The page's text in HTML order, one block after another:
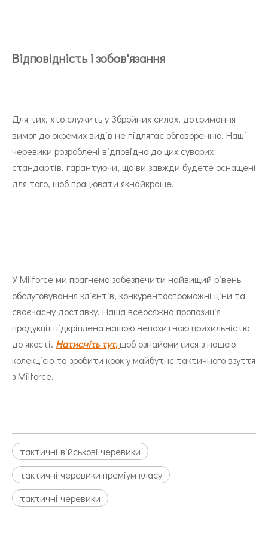
Відповідність і зобов'язання
Для тих, хто служить у Збройних силах, дотримання
вимог до окремих видів не підлягає обговоренню. Наші
черевики розроблені відповідно до цих суворих
стандартів, гарантуючи, що ви завжди будете оснащені
для того, щоб працювати якнайкраще.
У Milforce ми прагнемо забезпечити найвищий рівень
обслуговування клієнтів, конкурентоспроможні ціни та
своєчасну доставку. Наша всеосяжна пропозиція
продукції підкріплена нашою непохитною прихильністю
до якості. Натисніть тут,щоб ознайомитися з нашою
колекцією та зробити крок у майбутнє тактичного взуття
з Milforce.
тактичні військові черевики
тактичні черевики преміум класу
тактичні черевики